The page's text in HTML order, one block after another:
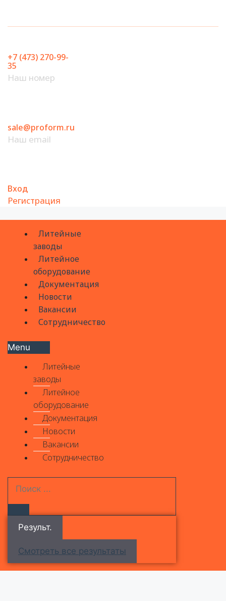
+7 (473) 270-99-
35
Наш номер
sale@proform.ru
Наш email
Вход
Регистрация
Литейные
заводы
Литейное
оборудование
Документация
Новости
Вакансии
Сотрудничество
Menu
Литейные
заводы
Литейное
оборудование
Документация
Новости
Вакансии
Сотрудничество
Результ.
Смотреть все результаты